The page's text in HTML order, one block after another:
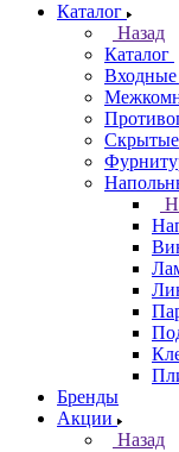
Каталог
Назад
Каталог
Входные
Скрытые
Бренды
Акции
Назад